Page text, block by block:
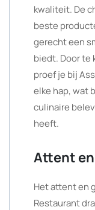
kwaliteit. De
beste
gerecht een
biedt. Door te
proef je bij
elke hap, wat
culinaire
heeft.
Attent
Het attent en
Restaurant